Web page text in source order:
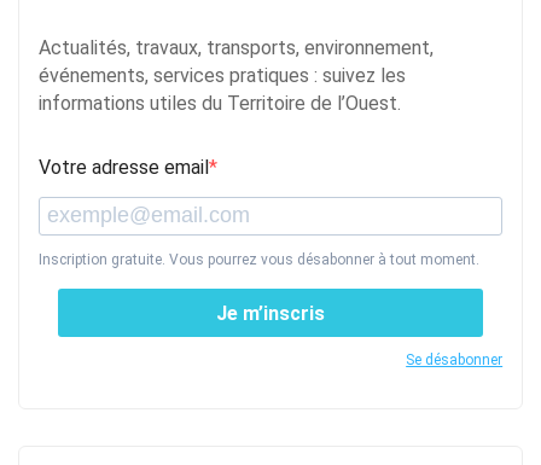
Actualités, travaux, transports, environnement,
événements, services pratiques : suivez les
informations utiles du Territoire de l’Ouest.
Votre adresse email
Inscription gratuite. Vous pourrez vous désabonner à tout moment.
Je m’inscris
Se désabonner